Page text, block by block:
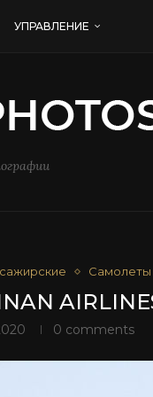
УПРАВЛЕНИЕ
Самолеты
0 comments